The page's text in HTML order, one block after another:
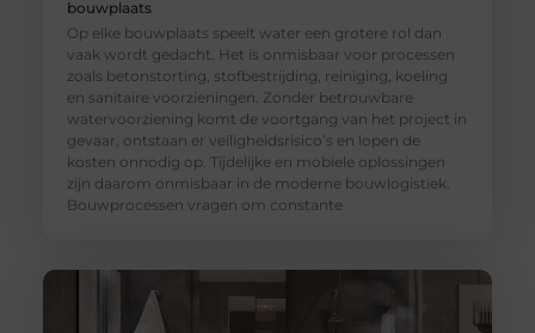
bouwplaats
Op elke bouwplaats speelt water een grotere rol dan
vaak wordt gedacht. Het is onmisbaar voor processen
zoals betonstorting, stofbestrijding, reiniging, koeling
en sanitaire voorzieningen. Zonder betrouwbare
watervoorziening komt de voortgang van het project in
gevaar, ontstaan er veiligheidsrisico’s en lopen de
kosten onnodig op. Tijdelijke en mobiele oplossingen
zijn daarom onmisbaar in de moderne bouwlogistiek.
Bouwprocessen vragen om constante